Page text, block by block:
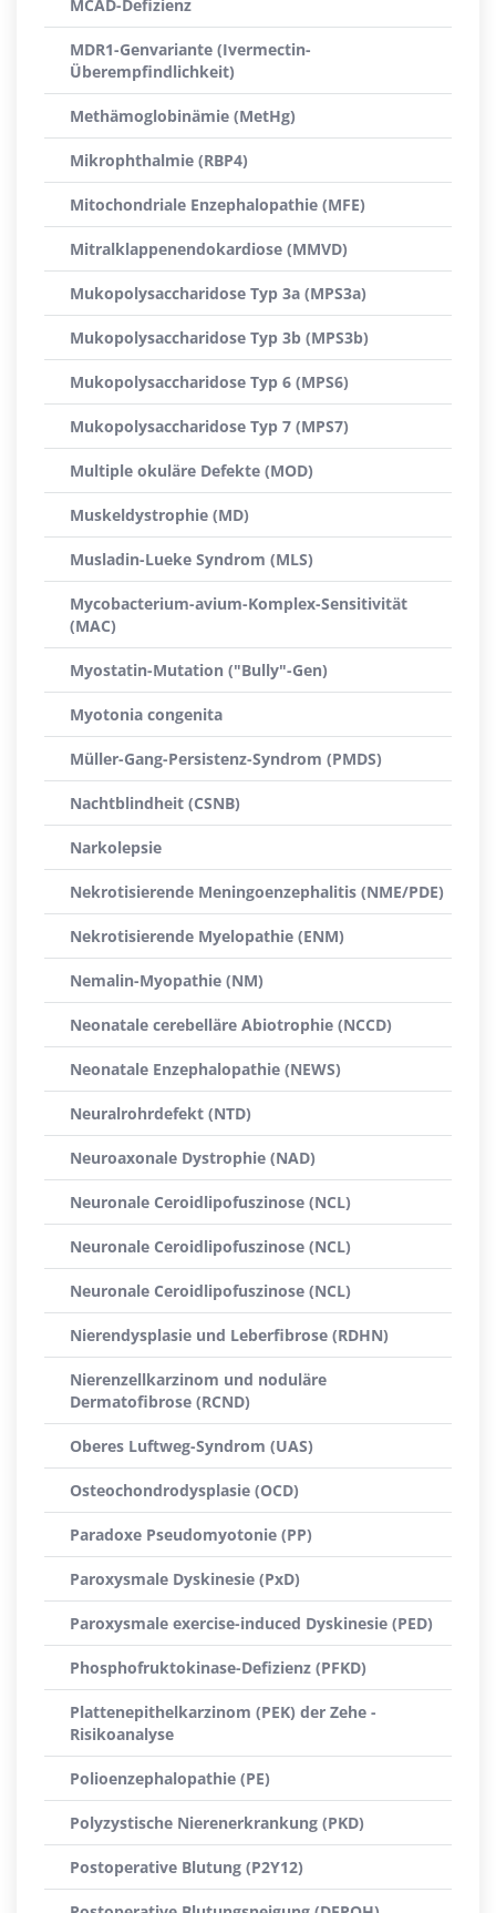
MCAD-Defizienz
MDR1-Genvariante (Ivermectin-
Überempfindlichkeit)
Methämoglobinämie (MetHg)
Mikrophthalmie (RBP4)
Mitochondriale Enzephalopathie (MFE)
Mitralklappenendokardiose (MMVD)
Mukopolysaccharidose Typ 3a (MPS3a)
Mukopolysaccharidose Typ 3b (MPS3b)
Mukopolysaccharidose Typ 6 (MPS6)
Mukopolysaccharidose Typ 7 (MPS7)
Multiple okuläre Defekte (MOD)
Muskeldystrophie (MD)
Musladin-Lueke Syndrom (MLS)
Mycobacterium-avium-Komplex-Sensitivität
(MAC)
Myostatin-Mutation ("Bully"-Gen)
Myotonia congenita
Müller-Gang-Persistenz-Syndrom (PMDS)
Nachtblindheit (CSNB)
Narkolepsie
Nekrotisierende Meningoenzephalitis (NME/PDE)
Nekrotisierende Myelopathie (ENM)
Nemalin-Myopathie (NM)
Neonatale cerebelläre Abiotrophie (NCCD)
Neonatale Enzephalopathie (NEWS)
Neuralrohrdefekt (NTD)
Neuroaxonale Dystrophie (NAD)
Neuronale Ceroidlipofuszinose (NCL)
Neuronale Ceroidlipofuszinose (NCL)
Neuronale Ceroidlipofuszinose (NCL)
Nierendysplasie und Leberfibrose (RDHN)
Nierenzellkarzinom und noduläre
Dermatofibrose (RCND)
Oberes Luftweg-Syndrom (UAS)
Osteochondrodysplasie (OCD)
Paradoxe Pseudomyotonie (PP)
Paroxysmale Dyskinesie (PxD)
Paroxysmale exercise-induced Dyskinesie (PED)
Phosphofruktokinase-Defizienz (PFKD)
Plattenepithelkarzinom (PEK) der Zehe -
Risikoanalyse
Polioenzephalopathie (PE)
Polyzystische Nierenerkrankung (PKD)
Postoperative Blutung (P2Y12)